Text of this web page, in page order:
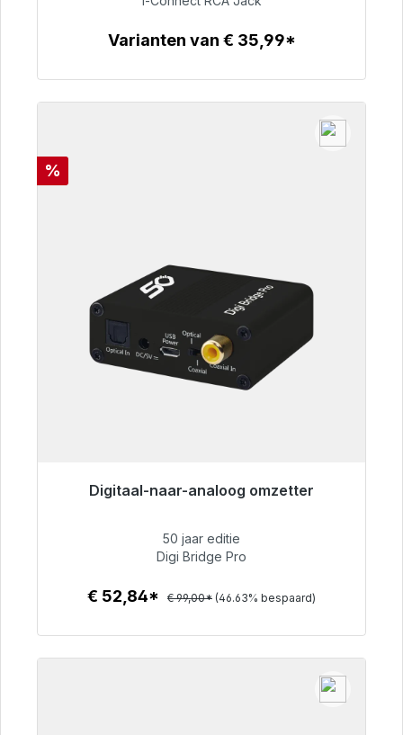
€ 51,99
Varianten van € 35,99*
Korting
%
Digitaal-naar-analoog omzetter
Klaar voor onmiddellijke verzending, levertijd
€ 52,84
50 jaar editie
Digi Bridge Pro
€ 52,84* € 99,00* (46.63% bespaard)